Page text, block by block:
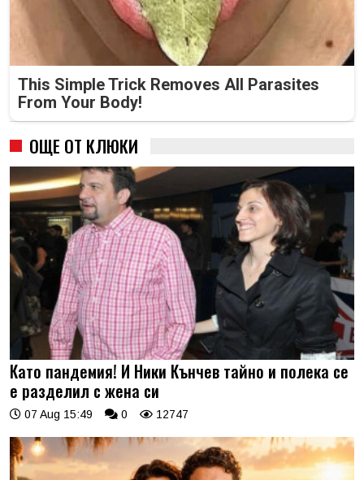
This Simple Trick Removes All Parasites
From Your Body!
ОЩЕ ОТ КЛЮКИ
Като пандемия! И Ники Кънчев тайно и полека се
е разделил с жена си
07 Aug 15:49 0 12747